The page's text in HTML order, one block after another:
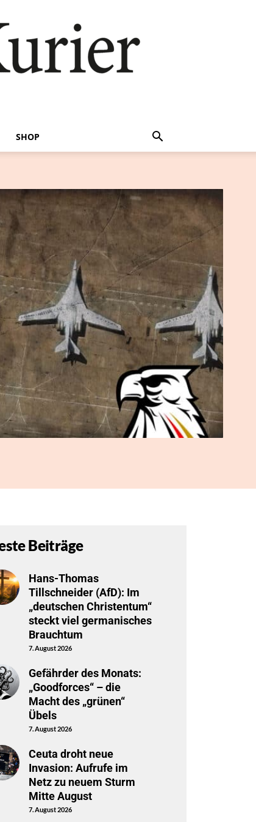
SHOP
Beiträge
Hans-Thomas
Tillschneider (AfD): Im
„deutschen Christentum“
steckt viel germanisches
Brauchtum
7. August 2026
Gefährder des Monats:
„Goodforces“ – die
Macht des „grünen“
Übels
7. August 2026
Ceuta droht neue
Invasion: Aufrufe im
Netz zu neuem Sturm
Mitte August
7. August 2026